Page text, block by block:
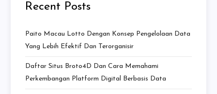
Recent Posts
Paito Macau Lotto Dengan Konsep Pengelolaan Data
Yang Lebih Efektif Dan Terorganisir
Daftar Situs Broto4D Dan Cara Memahami
Perkembangan Platform Digital Berbasis Data